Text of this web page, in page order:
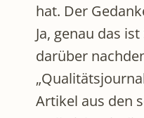
hat. Der
Ja, genau das
darüber
Artikel aus den